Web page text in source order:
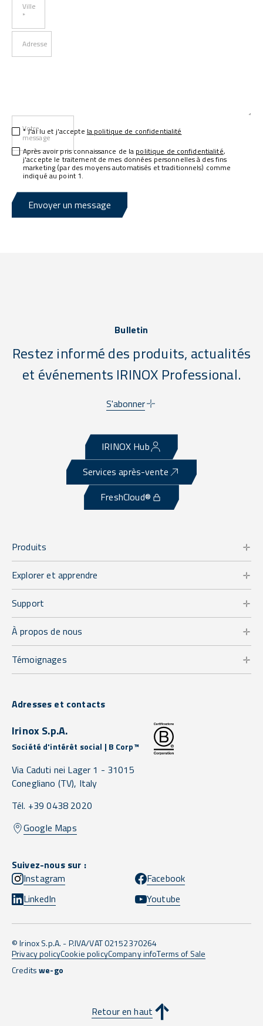
Ville
*
Adresse
Votre
message
* J'ai lu et j'accepte la politique de confidentialité
Après avoir pris connaissance de la politique de confidentialité,
j'accepte le traitement de mes données personnelles à des fins
marketing (par des moyens automatisés et traditionnels) comme
indiqué au point 1.
Envoyer un message
Bulletin
Restez informé des produits, actualités
et événements IRINOX Professional.
S'abonner
IRINOX Hub
Services après-vente
FreshCloud®
Produits
Explorer et apprendre
Support
À propos de nous
Témoignages
Adresses et contacts
Irinox S.p.A.
Société d'intérêt social | B Corp™
Via Caduti nei Lager 1 - 31015
Conegliano (TV), Italy
Tél. +39 0438 2020
Google Maps
Suivez-nous sur :
Instagram
Facebook
LinkedIn
Youtube
© Irinox S.p.A. - P.IVA/VAT 02152370264
Privacy policyCookie policyCompany infoTerms of Sale
Creditswe-go
Retour en haut